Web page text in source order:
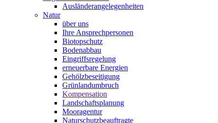
Ausländerangelegenheiten
Natur
über uns
Ihre Ansprechpersonen
Biotopschutz
Bodenabbau
Eingriffsregelung
erneuerbare Energien
Gehölzbeseitigung
Grünlandumbruch
Kompensation
Landschaftsplanung
Mooragentur
Naturschutzbeauftragte